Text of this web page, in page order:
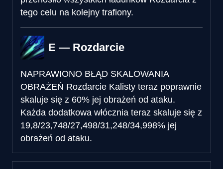
tego celu na kolejny trafiony.
E — Rozdarcie
NAPRAWIONO BŁĄD SKALOWANIA
OBRAŻEŃ Rozdarcie Kalisty teraz poprawnie
skaluje się z 60% jej obrażeń od ataku.
Każda dodatkowa włócznia teraz skaluje się z
19,8/23,748/27,498/31,248/34,998% jej
obrażeń od ataku.